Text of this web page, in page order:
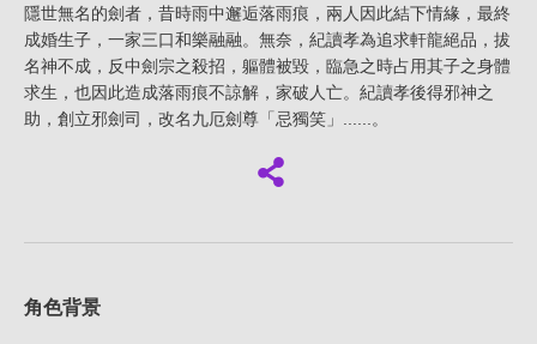
隱世無名的劍者，昔時雨中邂逅落雨痕，兩人因此結下情緣，最終
成婚生子，一家三口和樂融融。無奈，紀讀孝為追求軒龍絕品，拔
名神不成，反中劍宗之殺招，軀體被毀，臨急之時占用其子之身體
求生，也因此造成落雨痕不諒解，家破人亡。紀讀孝後得邪神之
助，創立邪劍司，改名九厄劍尊「忌獨笑」......。
角色背景